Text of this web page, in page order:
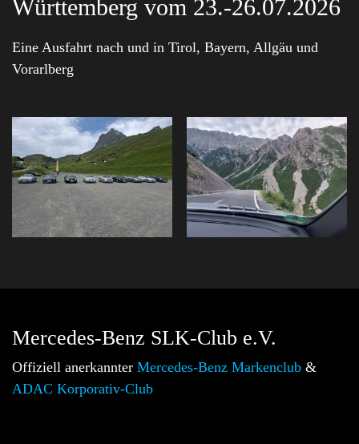
Württemberg vom 23.-26.07.2026
Eine Ausfahrt nach und in Tirol, Bayern, Allgäu und
Vorarlberg
Mercedes-Benz SLK-Club e.V.
Offiziell anerkannter Mercedes-Benz Markenclub &
ADAC Korporativ-Club